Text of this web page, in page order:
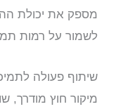
מספק את יכולת
לשמור על רמות
שיתוף פעולה לתמיכה
מיקור חוץ מודרך,